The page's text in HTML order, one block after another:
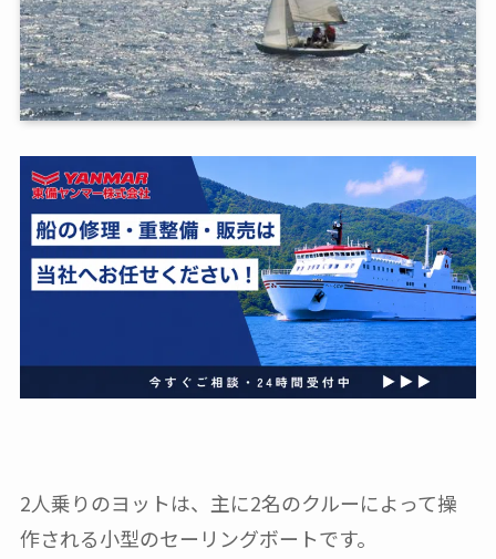
2人乗りのヨットは、主に2名のクルーによって操
作される小型のセーリングボートです。